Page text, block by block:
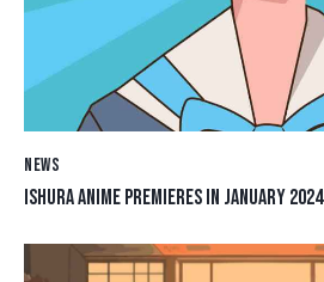
NEWS
ISHURA ANIME PREMIERES IN JANUARY 2024